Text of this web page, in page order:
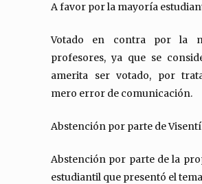
A favor por la mayoría
Votado en contra por la
profesores, ya que se
amerita ser votado, por
mero error de comunicación.
Abstención por parte de
Abstención por parte de la
estudiantil que presentó el